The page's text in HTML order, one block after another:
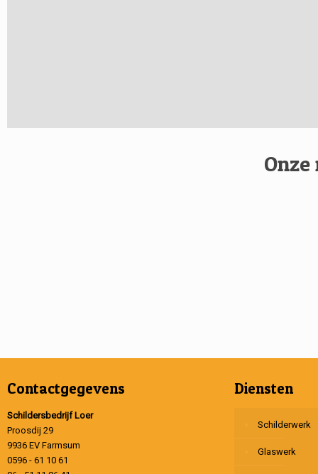
Contactgegevens
Schildersbedrijf Loer
Proosdij 29
9936 EV Farmsum
0596 - 61 10 61
Diensten
Schilderwerk
Glaswerk